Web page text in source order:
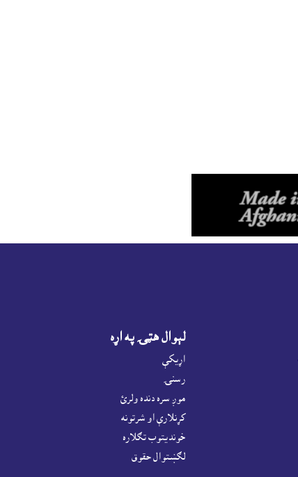
لېوال هټۍ په اړه
اړيکې
رسنۍ
موږ سره دنده ولرئ
کړنلارې او شرتونه
خونديتوب تګلاره
لګښتوال حقوق